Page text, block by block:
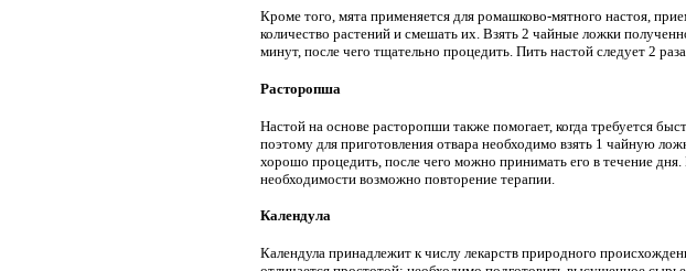
Кроме того, мята применяется для ромашково-мятного настоя,
количество растений и смешать их. Взять 2 чайные ложки
минут, после чего тщательно процедить. Пить настой следует 2
Расторопша
Настой на основе расторопши также помогает, когда требуется
поэтому для приготовления отвара необходимо взять 1 чайную
хорошо процедить, после чего можно принимать его в течение
необходимости возможно повторение терапии.
Календула
Календула принадлежит к числу лекарств природного